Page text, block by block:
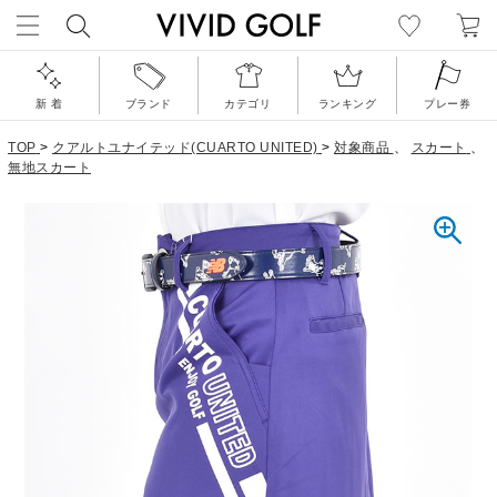
新 着 ブランド カテゴリ ランキング プレー券
TOP > クアルトユナイテッド(CUARTO UNITED) > 対象商品 、 スカート 、
無地スカート